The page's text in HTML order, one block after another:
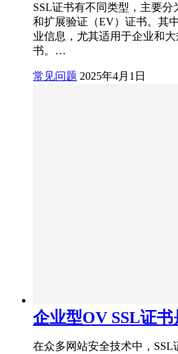
SSL证书有不同类型，主要
和扩展验证（EV）证书。其
业信息，尤其适用于企业和
书。…
常见问题 2025年4月1日
企业型OV SSL证
在众多网站安全技术中，